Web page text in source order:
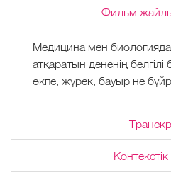
Фильм
Медицина мен
атқаратын дененің белгілі
өкпе, жүрек, бауыр не